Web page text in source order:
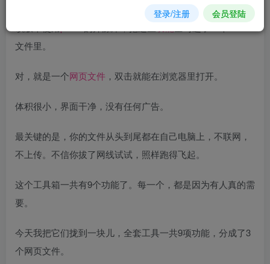
文件里。
对，就是一个网页文件 ，双击就能在浏览器里打开。
体积很小，界面干净，没有任何广告。
最关键的是，你的文件从头到尾都在自己电脑上，不联网，
不上传。不信你拔了网线试试，照样跑得飞起。
这个工具箱一共有9个功能了。每一个，都是因为有人真的需
要。
今天我把它们拢到一块儿，全套工具一共9项功能，分成了3
个网页文件。
登录/注册 会员登陆